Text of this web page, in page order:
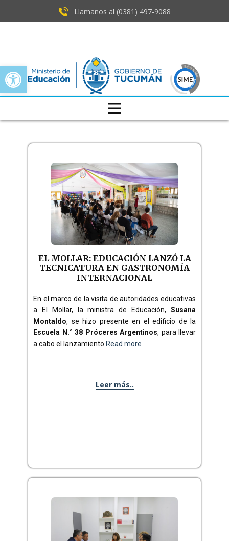
Open toolbar
Llamanos al (0381) ​497-9088
EL MOLLAR: EDUCACIÓN LANZÓ LA
TECNICATURA EN GASTRONOMÍA
INTERNACIONAL
En el marco de la visita de autoridades educativas
a El Mollar, la ministra de Educación, Susana
Montaldo, se hizo presente en el edificio de la
Escuela N.° 38 Próceres Argentinos, para llevar
a cabo el lanzamiento Read more
Leer más..